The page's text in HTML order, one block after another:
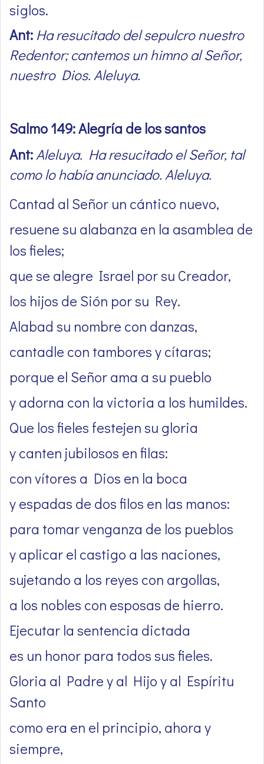
siglos.
Ant: Ha resucitado del sepulcro nuestro
Redentor; cantemos un himno al Señor,
nuestro Dios. Aleluya.
Salmo 149: Alegría de los santos
Ant:Aleluya. Ha resucitado el Señor, tal
como lo había anunciado. Aleluya.
Cantad al Señor un cántico nuevo,
resuene su alabanza en la asamblea de
los fieles;
que se alegre Israel por su Creador,
los hijos de Sión por su Rey.
Alabad su nombre con danzas,
cantadle con tambores y cítaras;
porque el Señor ama a su pueblo
y adorna con la victoria a los humildes.
Que los fieles festejen su gloria
y canten jubilosos en filas:
con vítores a Dios en la boca
y espadas de dos filos en las manos:
para tomar venganza de los pueblos
y aplicar el castigo a las naciones,
sujetando a los reyes con argollas,
a los nobles con esposas de hierro.
Ejecutar la sentencia dictada
es un honor para todos sus fieles.
Gloria al Padre y al Hijo y al Espíritu
Santo
como era en el principio, ahora y
siempre,